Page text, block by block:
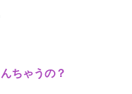
ちゃうの？